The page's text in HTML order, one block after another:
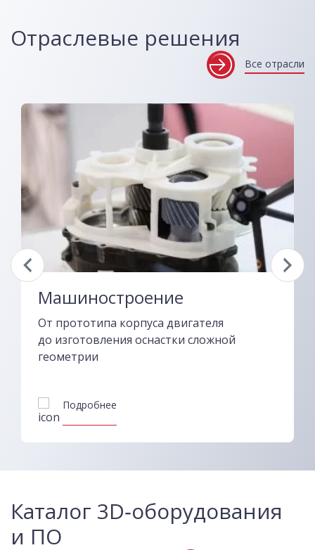
Отраслевые решения
Все отрасли
Машиностроение
От прототипа корпуса двигателя
до изготовления оснастки сложной
геометрии
Подробнее
Каталог 3D‑оборудования
и ПО